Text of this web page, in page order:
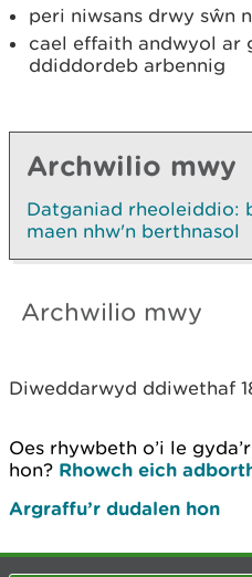
peri niwsans drwy sŵn
cael effaith andwyol ar
ddiddordeb arbennig
Archwilio mwy
Datganiad rheoleiddio:
maen nhw'n berthnasol
Archwilio mwy
Diweddarwyd ddiwethaf
Oes rhywbeth o’i le
hon? Rhowch eich
Argraffu’r dudalen hon